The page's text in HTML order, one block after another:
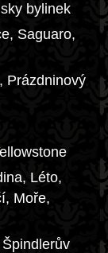
bylinek
Saguaro,
Prázdninový
Léto,
Moře,